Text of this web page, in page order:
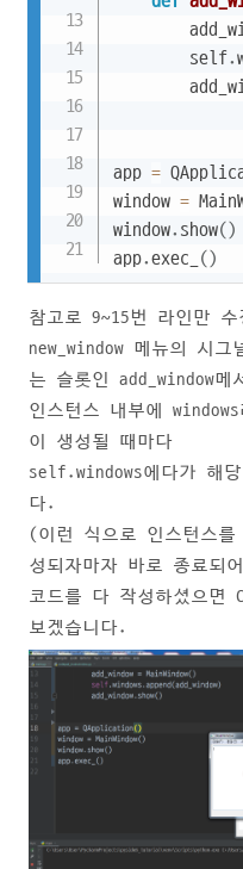
        self
.
app =
window =
window. show()
app.exec_ ()
참고로 9~15번 라인만 수
new_window 메뉴의 시
는 슬롯인 add_window메
인스턴스 내부에
이 생성될 때마다
self.windows에다가 해
다.
(이런 식으로 인스턴스
성되자마자 바로 종료되
코드를 다 작성하셨으
보겠습니다.